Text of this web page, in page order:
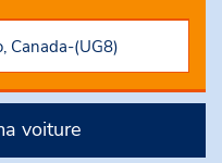
voiture